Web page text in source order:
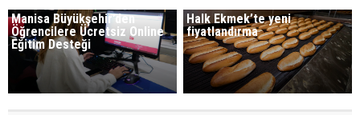
Manisa Büyükşehir’den
Öğrencilere Ücretsiz Online
Eğitim Desteği
Halk Ekmek’te yeni
fiyatlandırma